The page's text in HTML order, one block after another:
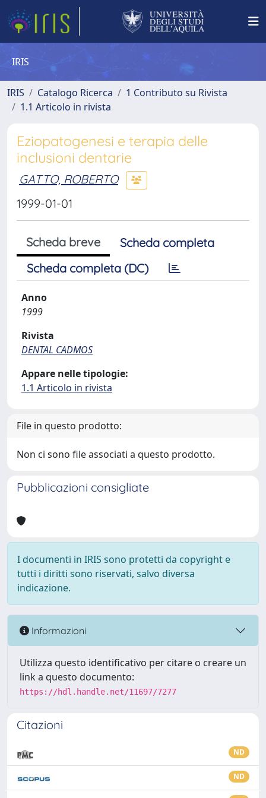
IRIS
IRIS Catalogo Ricerca
1 Contributo su Rivista
1.1 Articolo in rivista
Eziopatogenesi e terapia delle
inclusioni dentarie
GATTO, ROBERTO
1999-01-01
Scheda breve
Scheda completa
Scheda completa (DC)
Anno
1999
Rivista
DENTAL CADMOS
Appare nelle tipologie:
1.1 Articolo in rivista
File in questo prodotto:
Non ci sono file associati a questo prodotto.
Pubblicazioni consigliate
I documenti in IRIS sono protetti da copyright e
tutti i diritti sono riservati, salvo diversa
indicazione.
Informazioni
Utilizza questo identificativo per citare o creare un
link a questo documento:
https://hdl.handle.net/11697/7277
Citazioni
ND
ND